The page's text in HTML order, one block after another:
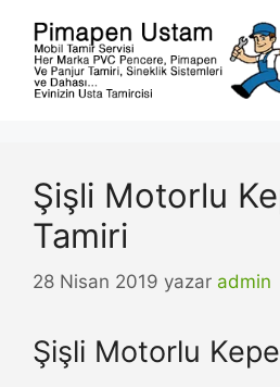
Şişli Motorlu
Tamiri
28 Nisan 2019 yazar admin
Şişli Motorlu